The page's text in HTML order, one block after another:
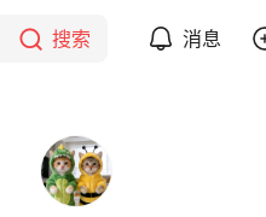
搜索 消息